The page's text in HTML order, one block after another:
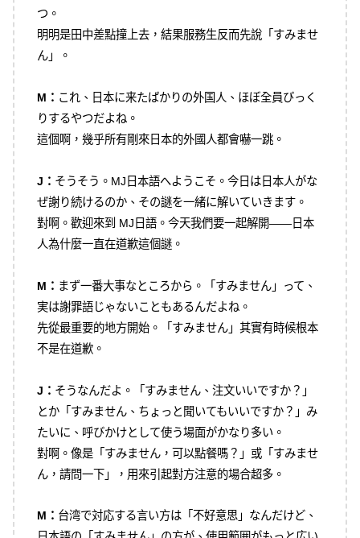
つ。
明明是田中差點撞上去，結果服務生反而先說「すみませ
ん」。
M： これ、日本に来たばかりの外国人、ほぼ全員びっく
りするやつだよね。
這個啊，幾乎所有剛來日本的外國人都會嚇一跳。
J： そうそう。MJ日本語へようこそ。今日は日本人がな
ぜ謝り続けるのか、その謎を一緒に解いていきます。
對啊。歡迎來到 MJ日語。今天我們要一起解開——日本
人為什麼一直在道歉這個謎。
M： まず一番大事なところから。「すみません」って、
実は謝罪語じゃないこともあるんだよね。
先從最重要的地方開始。「すみません」其實有時候根本
不是在道歉。
J： そうなんだよ。「すみません、注文いいですか？」
とか「すみません、ちょっと聞いてもいいですか？」み
たいに、呼びかけとして使う場面がかなり多い。
對啊。像是「すみません，可以點餐嗎？」或「すみませ
ん，請問一下」，用來引起對方注意的場合超多。
M： 台湾で対応する言い方は「不好意思」なんだけど、